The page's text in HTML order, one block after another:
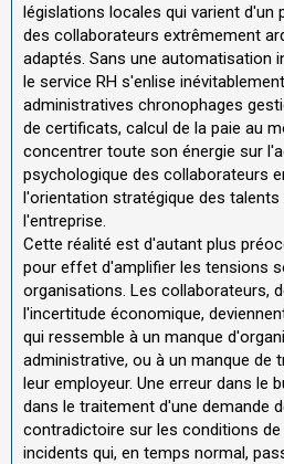
législations locales qui varient d'un
des collaborateurs extrêmement
adaptés. Sans une automatisation
le service RH s'enlise
administratives chronophages
de certificats, calcul de la paie au
concentrer toute son énergie sur
psychologique des collaborateurs
l'orientation stratégique des
l'entreprise.
Cette réalité est d'autant plus
pour effet d'amplifier les tensions
organisations. Les collaborateurs,
l'incertitude économique,
qui ressemble à un manque
administrative, ou à un manque de
leur employeur. Une erreur dans le
dans le traitement d'une demande
contradictoire sur les conditions
incidents qui, en temps normal,